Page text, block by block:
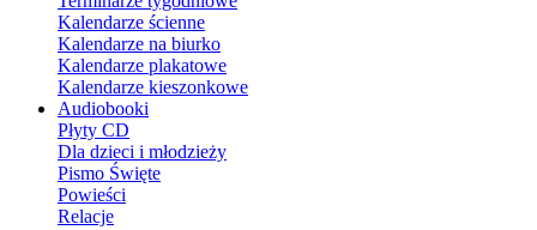
Kalendarze ścienne
Kalendarze na biurko
Kalendarze plakatowe
Kalendarze kieszonkowe
Audiobooki
Płyty CD
Dla dzieci i młodzieży
Pismo Święte
Powieści
Relacje